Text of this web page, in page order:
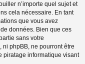
n’importe quel sujet et
cela nécessaire. En tant
que vous avez
données. Bien que ces
sans votre
ni phpBB, ne pourront être
piratage informatique visant